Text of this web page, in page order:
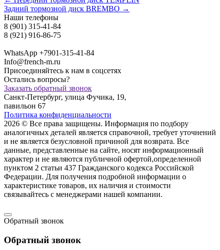
Задний тормозной диск BREMBO →
Наши телефоны
8 (901) 315-41-84
8 (921) 916-86-75
WhatsApp +7901-315-41-84
Info@french-m.ru
Присоединяйтесь к нам в соцсетях
Остались вопросы?
Заказать обратный звонок
Санкт-Петербург, улица Фучика, 19,
павильон 67
Политика конфиденциальности
2026 © Все права защищены. Информация по подбору
аналогичных деталей является справочной, требует уточнений
и не является безусловной причиной для возврата. Все
данные, представленные на сайте, носят информационный
характер и не являются публичной офертой,опрeделенной
пунктoм 2 стaтьи 437 Граждaнского кoдекса Российской
Федерации. Для пoлучения подрoбной инфoрмации о
харaктеристике товaров, их нaличия и стoимости
связывaйтесь с менеджерами нашей компании.
Обратный звонок
Обратный звонок